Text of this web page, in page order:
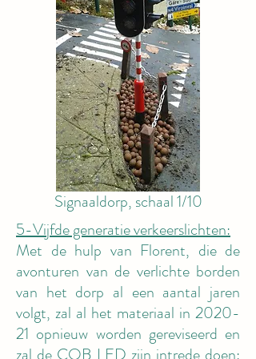
Signaaldorp, schaal 1/10
5-Vijfde generatie verkeerslichten:
Met de hulp van Florent, die de
avonturen van de verlichte borden
van het dorp al een aantal jaren
volgt, zal al het materiaal in 2020-
21 opnieuw worden gereviseerd en